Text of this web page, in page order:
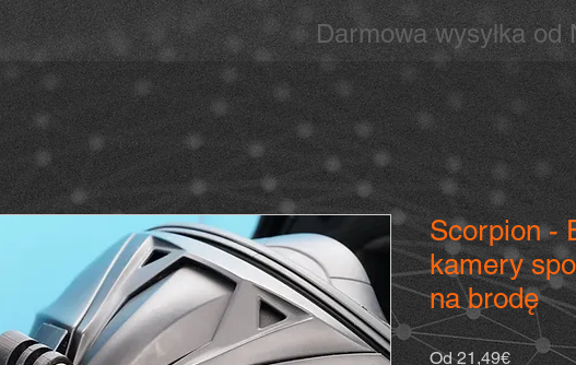
Darmowa wysyłka od
Scorpion -
kamery
na brodę
Od21,49€Cena